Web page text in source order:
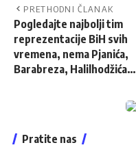
PRETHODNI ČLANAK
Pogledajte najbolji tim
reprezentacije BiH svih
vremena, nema Pjanića,
Barabreza, Halilhodžića…
Pratite nas